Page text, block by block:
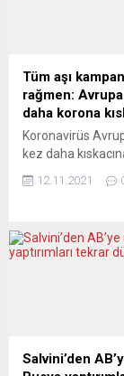
ticareti yapılmasını
sağlayacak
onaylandığını...
Tüm aşı
rağmen:
daha korona
Koronavirüs
kez daha
sıkı korona
Neden? Nasıl?
dönemde bir konu
biçimlerde etkiliyor.
Güçlendirici aşı da
12.11.2021
Salvini’den